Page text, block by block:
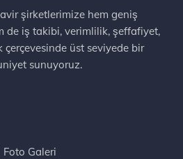
şirketlerimize hem geniş
de iş takibi, verimlilik, şeffafiyet,
üst seviyede bir
sunuyoruz.
Foto Galeri